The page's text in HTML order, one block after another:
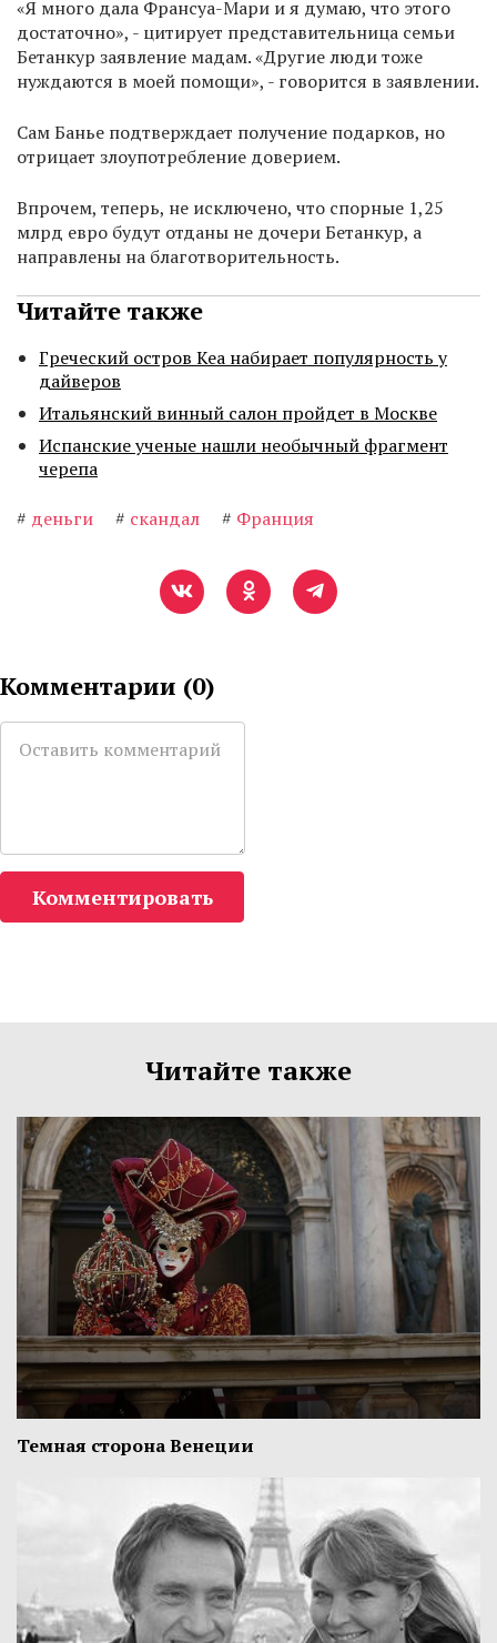
«Я много дала Франсуа-Мари и я думаю, что этого
достаточно», - цитирует представительница семьи
Бетанкур заявление мадам. «Другие люди тоже
нуждаются в моей помощи», - говорится в заявлении.
Сам Банье подтверждает получение подарков, но
отрицает злоупотребление доверием.
Впрочем, теперь, не исключено, что спорные 1,25
млрд евро будут отданы не дочери Бетанкур, а
направлены на благотворительность.
Читайте также
Греческий остров Кеа набирает популярность у
дайверов
Итальянский винный салон пройдет в Москве
Испанские ученые нашли необычный фрагмент
черепа
# деньги # скандал # Франция
Комментарии (0)
Комментировать
Читайте также
Темная сторона Венеции